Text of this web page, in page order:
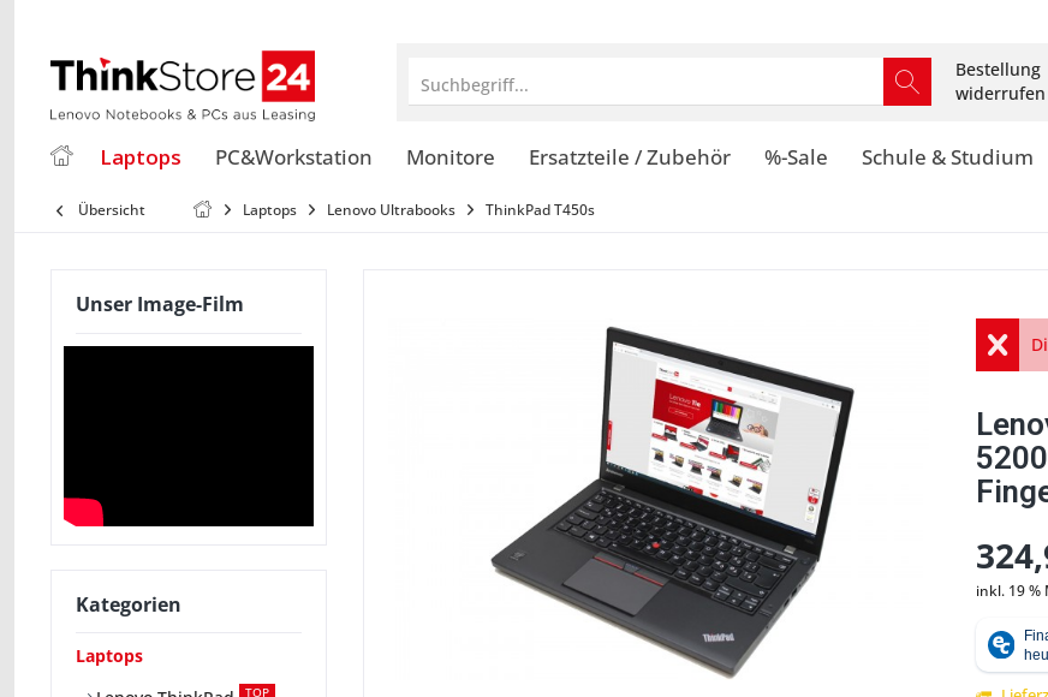
Suchbegriff...
Bestellung
widerrufen
Laptops PC&Workstation Monitore Ersatzteile / Zubehör %-Sale Schule & Studium
Übersicht Laptops Lenovo Ultrabooks ThinkPad T450s
Unser Image-Film
Kategorien
Laptops
TOP
Abbildung ähnlich
inkl. 19 %